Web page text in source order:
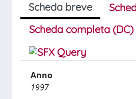
Scheda breve
Scheda completa (DC)
Anno
1997